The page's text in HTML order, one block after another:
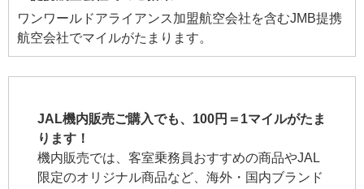
ワンワールドアライアンス加盟航空会社を含むJMB提携
航空会社でマイルがたまります。
JAL機内販売ご購入でも、100円＝1マイルがたま
ります！
機内販売では、客室乗務員おすすめの商品やJAL
限定のオリジナル商品など、海外・国内ブランド